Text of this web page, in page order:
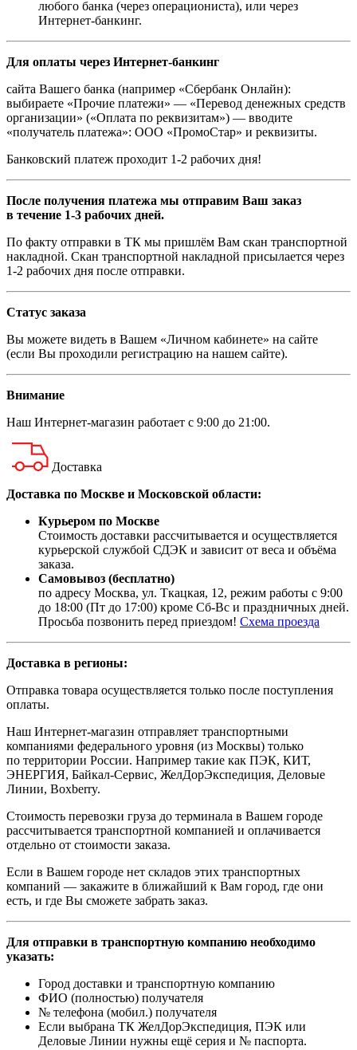
любого банка (через операциониста), или через
Интернет-банкинг.
Для оплаты через Интернет-банкинг
сайта Вашего банка (например «Сбербанк Онлайн):
выбираете «Прочие платежи» — «Перевод денежных средств
организации» («Оплата по реквизитам») — вводите
«получатель платежа»: ООО «ПромоСтар» и реквизиты.
Банковский платеж проходит 1-2 рабочих дня!
После получения платежа мы отправим Ваш заказ
в течение 1-3 рабочих дней.
По факту отправки в ТК мы пришлём Вам скан транспортной
накладной. Скан транспортной накладной присылается через
1-2 рабочих дня после отправки.
Статус заказа
Вы можете видеть в Вашем «Личном кабинете» на сайте
(если Вы проходили регистрацию на нашем сайте).
Внимание
Наш Интернет-магазин работает с 9:00 до 21:00.
Доставка
Доставка по Москве и Московской области:
Курьером по Москве
Стоимость доставки рассчитывается и осуществляется
курьерской службой СДЭК и зависит от веса и объёма
заказа.
Самовывоз (бесплатно)
по адресу Москва, ул. Ткацкая, 12, режим работы с 9:00
до 18:00 (Пт до 17:00) кроме Сб-Вс и праздничных дней.
Просьба позвонить перед приездом! Схема проезда
Доставка в регионы:
Отправка товара осуществляется только после поступления
оплаты.
Наш Интернет-магазин отправляет транспортными
компаниями федерального уровня (из Москвы) только
по территории России. Например такие как ПЭК, КИТ,
ЭНЕРГИЯ, Байкал-Сервис, ЖелДорЭкспедиция, Деловые
Линии, Boxberry.
Стоимость перевозки груза до терминала в Вашем городе
рассчитывается транспортной компанией и оплачивается
отдельно от стоимости заказа.
Если в Вашем городе нет складов этих транспортных
компаний — закажите в ближайший к Вам город, где они
есть, и где Вы сможете забрать заказ.
Для отправки в транспортную компанию необходимо
указать:
Город доставки и транспортную компанию
ФИО (полностью) получателя
№ телефона (мобил.) получателя
Если выбрана ТК ЖелДорЭкспедиция, ПЭК или
Деловые Линии нужны ещё серия и № паспорта.